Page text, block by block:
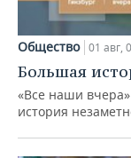
Общество 01 авг,
Большая
«Все наши
история